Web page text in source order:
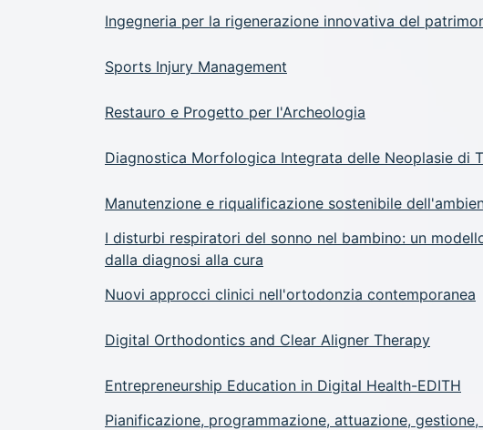
Ingegneria per la rigenerazione innovativa del
Sports Injury Management
Restauro e Progetto per l'Archeologia
Diagnostica Morfologica Integrata delle Neoplasie di
Manutenzione e riqualificazione sostenibile
I disturbi respiratori del sonno nel bambino: un
dalla diagnosi alla cura
Nuovi approcci clinici nell'ortodonzia contemporanea
Digital Orthodontics and Clear Aligner Therapy
Entrepreneurship Education in Digital Health-EDITH
Pianificazione, programmazione, attuazione,